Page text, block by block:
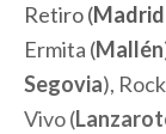
Retiro(Madrid
Ermita (Mallén
Segovia),
Vivo (